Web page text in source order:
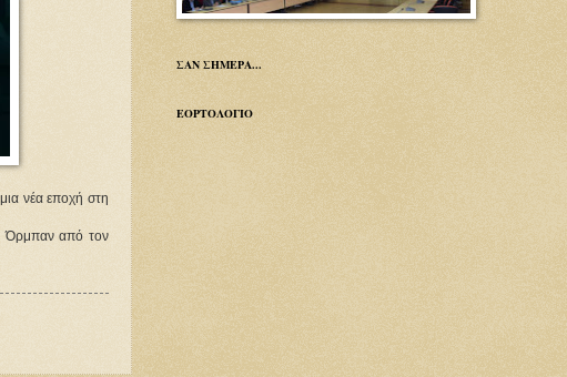
νέα εποχή στη
Όρμπαν από τον
ΣΑΝ ΣΗΜΕΡΑ...
ΕΟΡΤΟΛΟΓΙΟ